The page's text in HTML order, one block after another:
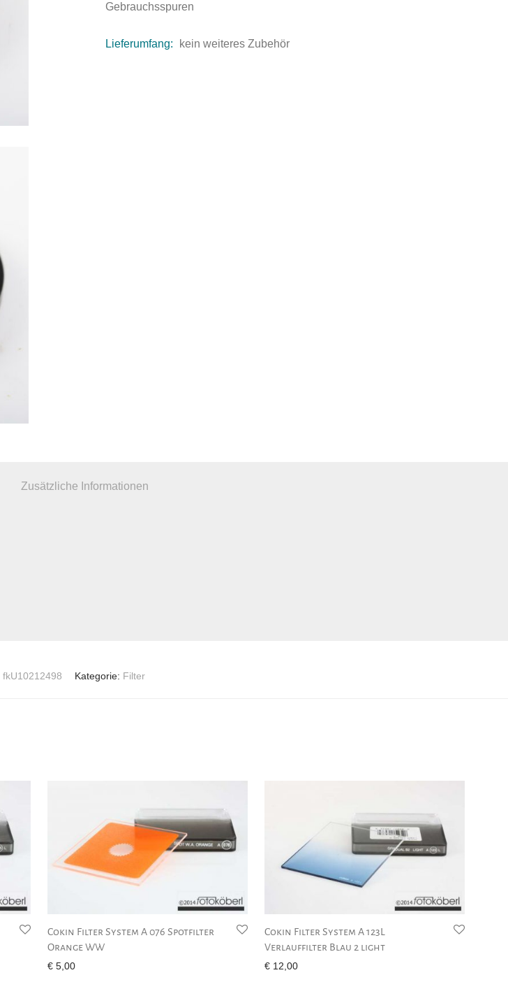
Gebrauchsspuren
Lieferumfang: kein weiteres Zubehör
Zusätzliche Informationen
fkU10212498 Kategorie: Filter
Cokin Filter System A 076 Spotfilter
Orange WW
€ 5,00
Cokin Filter System A 123L
Verlauffilter Blau 2 light
€ 12,00